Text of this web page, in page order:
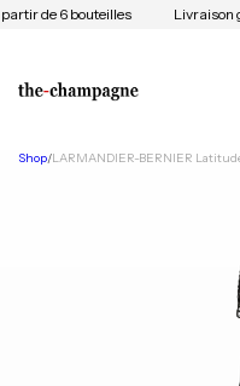
de 6 bouteilles Livraison
Shop/LARMANDIER-BERNIER